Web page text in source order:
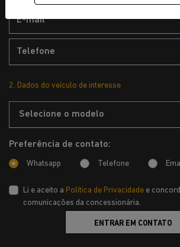
2. Dados do veículo de interesse
Preferência de contato:
Whatsapp Telefone
Li e aceito a Política de Privacidade e
comunicações da concessionária.
ENTRAR EM CONTATO